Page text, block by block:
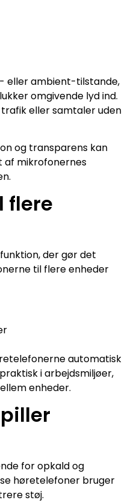
eller ambient-tilstande,
omgivende lyd ind.
eller samtaler uden
og transparens kan
mikrofonernes
flere
der gør det
til flere enheder
automatisk
i arbejdsmiljøer,
enheder.
for opkald og
høretelefoner bruger
støj.